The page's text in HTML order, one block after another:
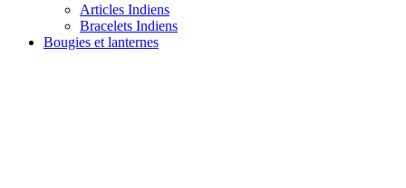
Articles Indiens
Bracelets Indiens
Bougies et lanternes